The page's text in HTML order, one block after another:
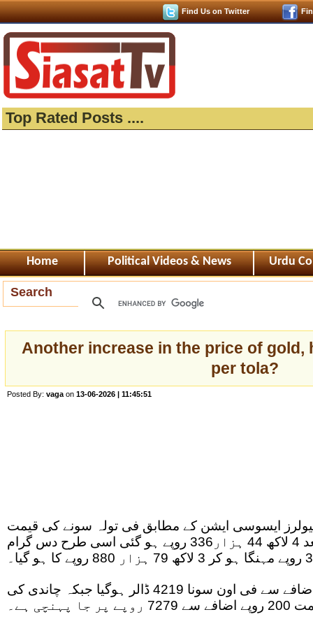
Find Us on Twitter
Top Rated Posts ....
Home Political Videos & News Urdu
Search
Another increase in the price of gold,
per tola?
Posted By: vaga on 13-06-2026 | 11:45:51
ایسوسی ایشن کے مطابق فی تولہ سونے کی قیمت
4370 روپے کے اضافے کے بعد 4 لاکھ 44 ہزار336 روپے ہو گئی اسی طرح دس گرام
عالمی مارکیٹ میں 43 ڈالر اضافے سے فی اون سونا 4219 ڈالر ہوگیا جبکہ چاندی کی
پہنچی ہے۔